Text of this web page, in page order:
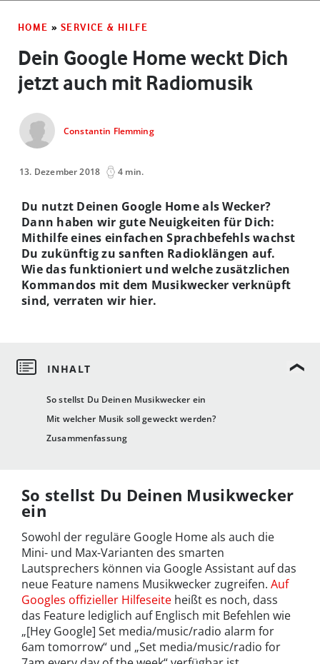
HOME » SERVICE & HILFE
Dein Google Home weckt Dich
jetzt auch mit Radiomusik
Constantin Flemming
13. Dezember 2018 4 min.
So stellst Du Deinen Musikwecker ein
Mit welcher Musik soll geweckt werden?
Zusammenfassung
Du nutzt Deinen Google Home als Wecker?
Dann haben wir gute Neuigkeiten für Dich:
Mithilfe eines einfachen Sprachbefehls wachst
Du zukünftig zu sanften Radioklängen auf.
Wie das funktioniert und welche zusätzlichen
Kommandos mit dem Musikwecker verknüpft
sind, verraten wir hier.
So stellst Du Deinen Musikwecker
ein
Sowohl der reguläre Google Home als auch die
Mini- und Max-Varianten des smarten
Lautsprechers können via Google Assistant auf das
neue Feature namens Musikwecker zugreifen. Auf
Googles offizieller Hilfeseite heißt es noch, dass
das Feature lediglich auf Englisch mit Befehlen wie
„[Hey Google] Set media/music/radio alarm for
6am tomorrow“ und „Set media/music/radio for